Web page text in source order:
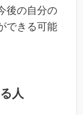
後の自分の
できる可能
人